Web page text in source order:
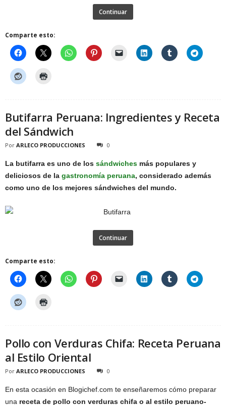
Continuar
Comparte esto:
Butifarra Peruana: Ingredientes y Receta
del Sándwich
Por ARLECO PRODUCCIONES 0
La butifarra es uno de los sándwiches más populares y
deliciosos de la gastronomía peruana, considerado además
como uno de los mejores sándwiches del mundo.
Continuar
Comparte esto:
Pollo con Verduras Chifa: Receta Peruana
al Estilo Oriental
Por ARLECO PRODUCCIONES 0
En esta ocasión en Blogichef.com te enseñaremos cómo preparar
una receta de pollo con verduras chifa o al estilo peruano-